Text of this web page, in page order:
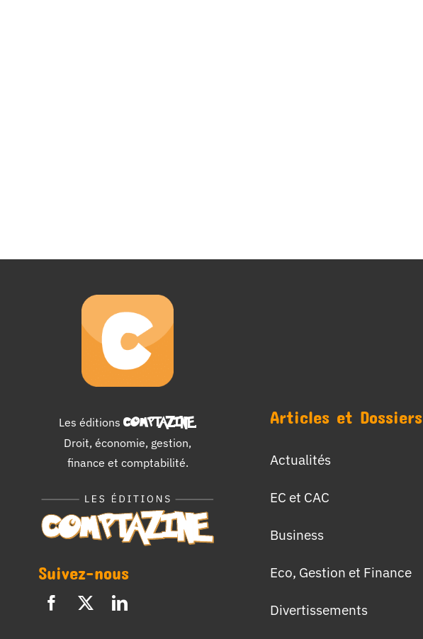
Les éditions COMPTAZINE.
Droit, économie, gestion,
finance et comptabilité.
Suivez-nous
Articles et Dossiers
Actualités
EC et CAC
Business
Eco, Gestion et Finance
Divertissements